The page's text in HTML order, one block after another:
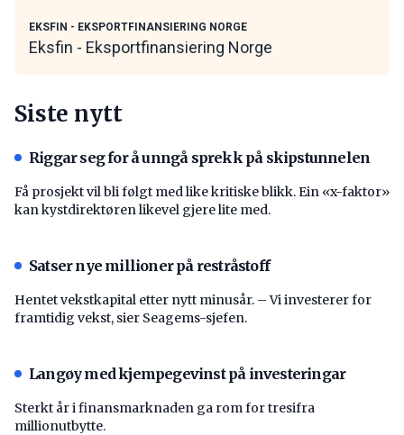
EKSFIN - EKSPORTFINANSIERING NORGE
Eksfin - Eksportfinansiering Norge
Siste nytt
Riggar seg for å unngå sprekk på skipstunnelen
Få prosjekt vil bli følgt med like kritiske blikk. Ein «x-faktor»
kan kystdirektøren likevel gjere lite med.
Satser nye millioner på restråstoff
Hentet vekstkapital etter nytt minusår. – Vi investerer for
framtidig vekst, sier Seagems-sjefen.
Langøy med kjempegevinst på investeringar
Sterkt år i finansmarknaden ga rom for tresifra
millionutbytte.